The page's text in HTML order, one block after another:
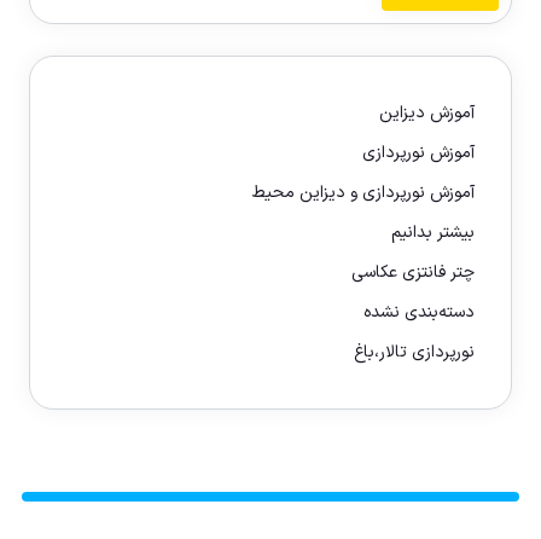
آموزش دیزاین
آموزش نورپردازی
آموزش نورپردازی و دیزاین محیط
بیشتر بدانیم
چتر فانتزی عکاسی
دسته‌بندی نشده
نورپردازی تالار،باغ